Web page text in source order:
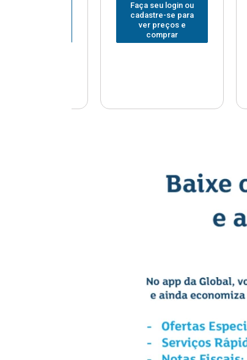
Faça seu login ou
cadastre-se para
ver preços e
comprar